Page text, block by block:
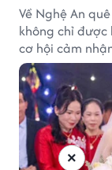
Về Nghệ An
không chỉ được
cơ hội cảm
quê giàu
×